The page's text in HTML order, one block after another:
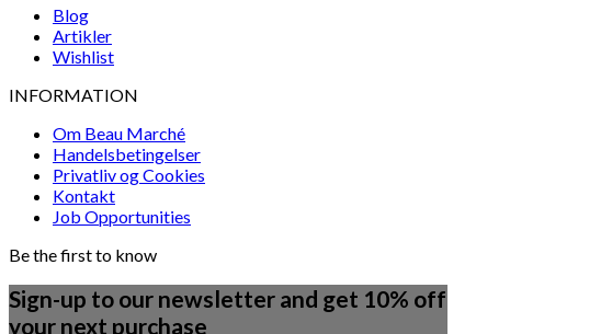
Blog
Artikler
Wishlist
INFORMATION
Om Beau Marché
Handelsbetingelser
Privatliv og Cookies
Kontakt
Job Opportunities
Be the first to know
Sign-up to our newsletter and get 10% off
your next purchase